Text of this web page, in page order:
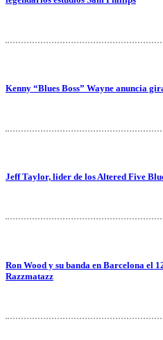
Kenny “Blues Boss” Wayne anuncia
Jeff Taylor, lider de los Altered Five
Ron Wood y su banda en Barcelona el
Razzmatazz